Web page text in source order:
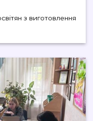
з виготовлення